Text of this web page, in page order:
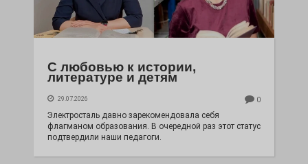
С любовью к истории,
литературе и детям
29.07.2026 0
Электросталь давно зарекомендовала себя
флагманом образования. В очередной раз этот статус
подтвердили наши педагоги.